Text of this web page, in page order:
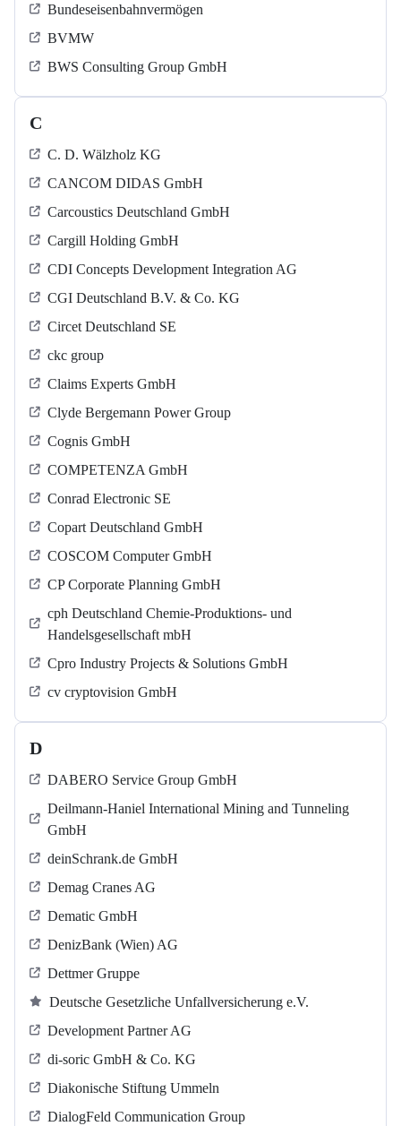
Bundeseisenbahnvermögen
BVMW
BWS Consulting Group GmbH
C
C. D. Wälzholz KG
CANCOM DIDAS GmbH
Carcoustics Deutschland GmbH
Cargill Holding GmbH
CDI Concepts Development Integration AG
CGI Deutschland B.V. & Co. KG
Circet Deutschland SE
ckc group
Claims Experts GmbH
Clyde Bergemann Power Group
Cognis GmbH
COMPETENZA GmbH
Conrad Electronic SE
Copart Deutschland GmbH
COSCOM Computer GmbH
CP Corporate Planning GmbH
cph Deutschland Chemie-Produktions- und
Handelsgesellschaft mbH
Cpro Industry Projects & Solutions GmbH
cv cryptovision GmbH
D
DABERO Service Group GmbH
Deilmann-Haniel International Mining and Tunneling
GmbH
deinSchrank.de GmbH
Demag Cranes AG
Dematic GmbH
DenizBank (Wien) AG
Dettmer Gruppe
Deutsche Gesetzliche Unfallversicherung e.V.
Development Partner AG
di-soric GmbH & Co. KG
Diakonische Stiftung Ummeln
DialogFeld Communication Group